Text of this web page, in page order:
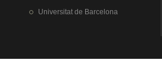
Universitat de Barcelona